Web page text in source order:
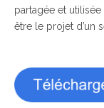
partagée et
être le projet d’un